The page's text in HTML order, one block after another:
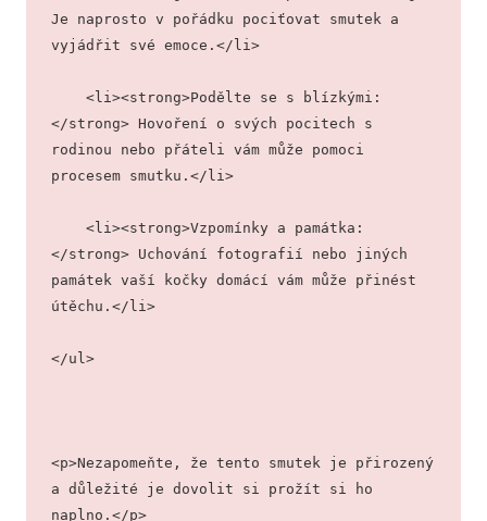
Je naprosto v pořádku pociťovat smutek a
vyjádřit své emoce.</li>
</strong> Hovoření o svých pocitech s
rodinou nebo přáteli vám může pomoci
procesem smutku.</li>
</strong> Uchování fotografií nebo jiných
památek vaší kočky domácí vám může přinést
útěchu.</li>
</ul>
<p>Nezapomeňte, že tento smutek je přirozený
a důležité je dovolit si prožít si ho
naplno.</p>